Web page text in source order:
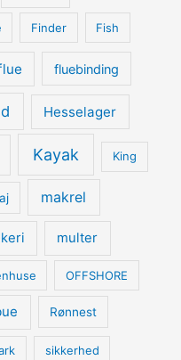
Finder Fish
fluebinding
Hesselager
Kayak King
makrel
multer
OFFSHORE
Rønnest
sikkerhed